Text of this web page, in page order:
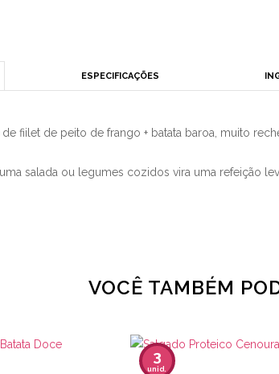
ESPECIFICAÇÕES
fiilet de peito de frango + batata baroa, muito
salada ou legumes cozidos vira uma refeição
VOCÊ TAMBÉM
3
unid.